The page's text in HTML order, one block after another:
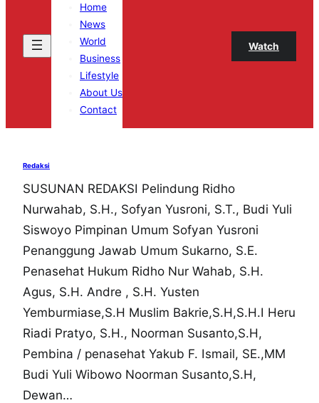
Home
News
World
Business
Lifestyle
About Us
Contact
Watch
Redaksi
SUSUNAN REDAKSI Pelindung Ridho
Nurwahab, S.H., Sofyan Yusroni, S.T., Budi Yuli
Siswoyo Pimpinan Umum Sofyan Yusroni
Penanggung Jawab Umum Sukarno, S.E.
Penasehat Hukum Ridho Nur Wahab, S.H.
Agus, S.H. Andre , S.H. Yusten
Yemburmiase,S.H Muslim Bakrie,S.H,S.H.I Heru
Riadi Pratyo, S.H., Noorman Susanto,S.H,
Pembina / penasehat Yakub F. Ismail, SE.,MM
Budi Yuli Wibowo Noorman Susanto,S.H,
Dewan…